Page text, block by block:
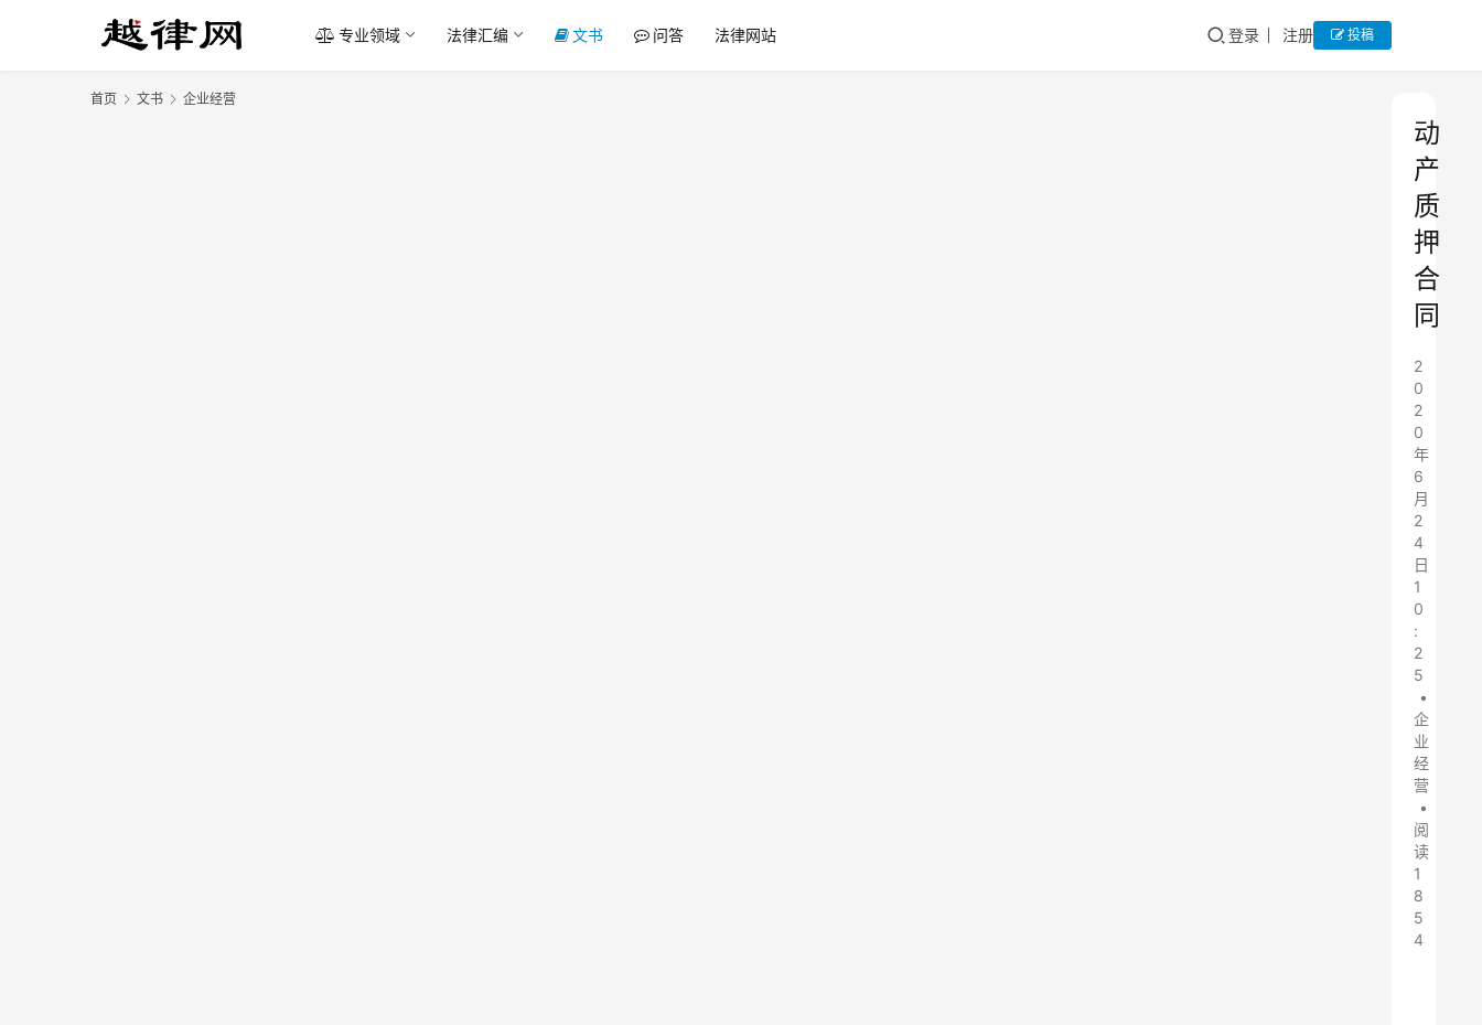
专业领域 法律汇编 文书 问答 法律网站 登录 注册 投稿
首页 文书 企业经营
动
产
质
押
合
同
2
0
2
0
年
6
月
2
4
日
1
0
:
2
5
•
企
业
经
营
•
阅
读
1
8
5
4